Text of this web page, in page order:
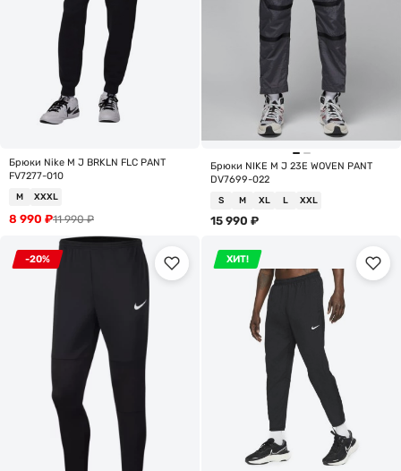
Брюки Nike M J BRKLN FLC PANT
FV7277-010
M XXXL
11 990₽
8 990 ₽
Брюки NIKE M J 23E WOVEN PANT
DV7699-022
S M XL L XXL
15 990 ₽
-20% ХИТ!